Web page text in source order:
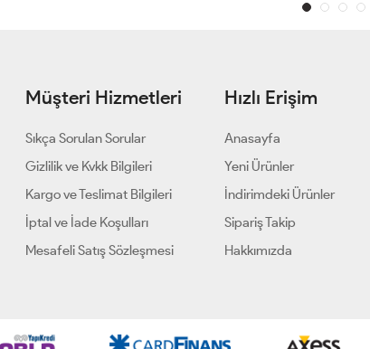
Müşteri Hizmetleri
Sıkça Sorulan Sorular
Gizlilik ve Kvkk Bilgileri
Kargo ve Teslimat Bilgileri
İptal ve İade Koşulları
Mesafeli Satış Sözleşmesi
Hızlı Erişim
Anasayfa
Yeni Ürünler
İndirimdeki Ürünler
Sipariş Takip
Hakkımızda